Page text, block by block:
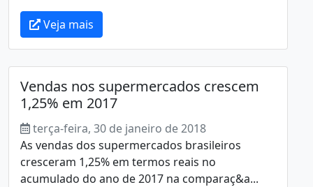
Veja mais
Vendas nos supermercados crescem
1,25% em 2017
terça-feira, 30 de janeiro de 2018
As vendas dos supermercados brasileiros
cresceram 1,25% em termos reais no
acumulado do ano de 2017 na comparaç&a...